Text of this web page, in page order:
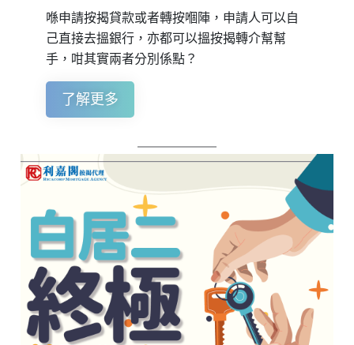
喺申請按揭貸款或者轉按嗰陣，申請人可以自
己直接去搵銀行，亦都可以搵按揭轉介幫幫
手，咁其實兩者分別係點？
了解更多